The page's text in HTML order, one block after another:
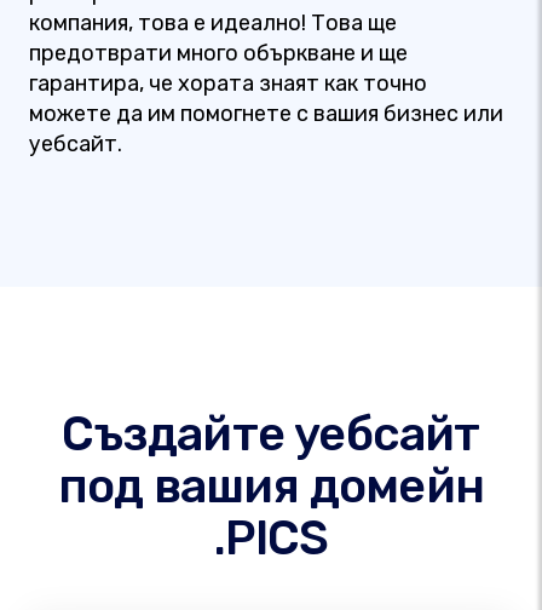
компания, това е идеално! Това ще
предотврати много объркване и ще
гарантира, че хората знаят как точно
можете да им помогнете с вашия бизнес или
уебсайт.
Създайте уебсайт
под вашия домейн
.PICS